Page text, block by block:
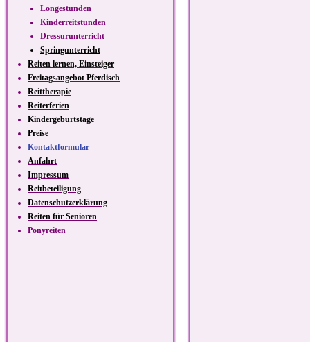
Longestunden
Kinderreitstunden
Dressurunterricht
Springunterricht
Reiten lernen, Einsteiger
Freitagsangebot Pferdisch
Reittherapie
Reiterferien
Kindergeburtstage
Preise
Kontaktformular
Anfahrt
Impressum
Reitbeteiligung
Datenschutzerklärung
Reiten für Senioren
Ponyreiten